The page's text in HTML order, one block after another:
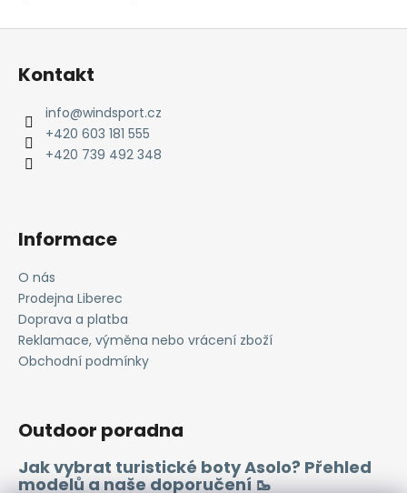
Z
Kontakt
info@windsport.cz
+420 603 181 555
+420 739 492 348
Informace
O nás
Prodejna Liberec
Doprava a platba
Reklamace, výměna nebo vrácení zboží
Obchodní podmínky
Outdoor poradna
Jak vybrat turistické boty Asolo? Přehled
modelů a naše doporučení 🥾